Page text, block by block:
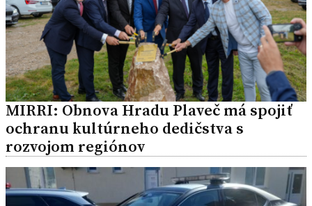
MIRRI: Obnova Hradu Plaveč má spojiť
ochranu kultúrneho dedičstva s
rozvojom regiónov